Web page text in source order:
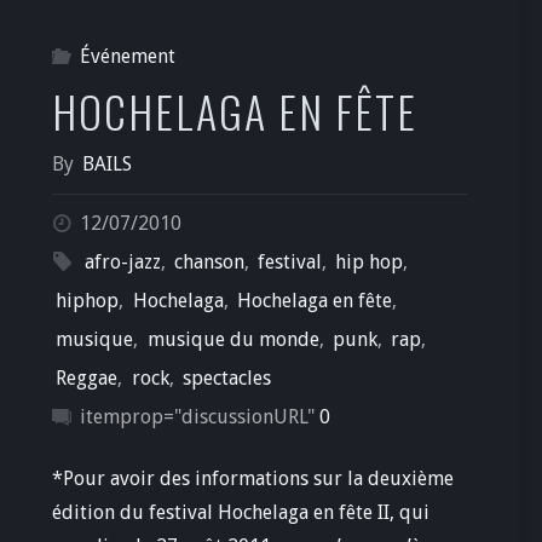
Événement
HOCHELAGA EN FÊTE
By BAILS
12/07/2010
afro-jazz, chanson, festival , hip hop,
hiphop, Hochelaga, Hochelaga en fête,
musique, musique du monde, punk, rap,
Reggae, rock, spectacles
itemprop="discussionURL" 0
*Pour avoir des informations sur la deuxième
édition du festival Hochelaga en fête II, qui